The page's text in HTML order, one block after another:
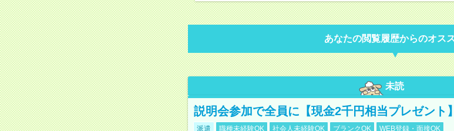
あなたの閲覧履歴からのオス
未読
説明会参加で全員に【現金2千円相当プレゼント
派遣 職種未経験OK 社会人未経験OK ブランクOK WEB登録・面接OK